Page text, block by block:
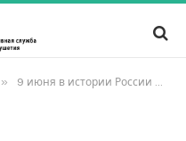
» 9 июня в истории России и мира